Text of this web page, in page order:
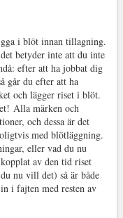
i blöt innan tillagning.
betyder inte att du inte
efter att ha jobbat dig
går du efter att ha
och lägger riset i blöt.
Alla märken och
och dessa är det
med blötläggning.
eller vad du nu
av den tid riset
nu vill det) så är både
i fajten med resten av